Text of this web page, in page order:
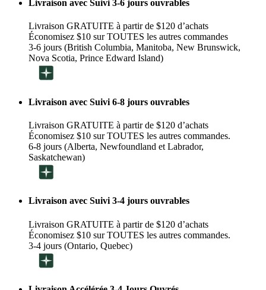
Livraison avec Suivi 3-6 jours ouvrables
Livraison GRATUITE à partir de $120 d’achats
Économisez $10 sur TOUTES les autres commandes
3-6 jours (British Columbia, Manitoba, New Brunswick,
Nova Scotia, Prince Edward Island)
Livraison avec Suivi 6-8 jours ouvrables
Livraison GRATUITE à partir de $120 d’achats
Économisez $10 sur TOUTES les autres commandes.
6-8 jours (Alberta, Newfoundland et Labrador,
Saskatchewan)
Livraison avec Suivi 3-4 jours ouvrables
Livraison GRATUITE à partir de $120 d’achats
Économisez $10 sur TOUTES les autres commandes.
3-4 jours (Ontario, Quebec)